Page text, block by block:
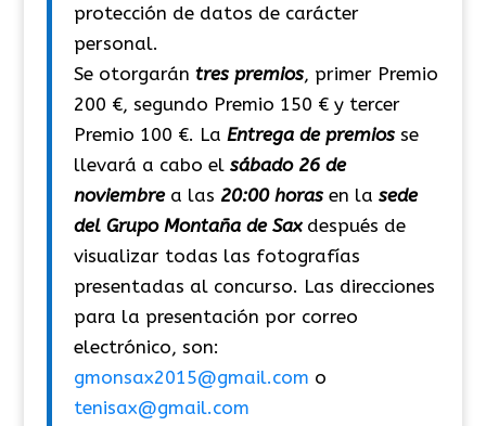
protección de datos de carácter
personal.
Se otorgarán tres premios, primer Premio
200 €, segundo Premio 150 € y tercer
Premio 100 €. La Entrega de premios se
llevará a cabo el sábado 26 de
noviembre a las 20:00 horas en la sede
del Grupo Montaña de Sax después de
visualizar todas las fotografías
presentadas al concurso. Las direcciones
para la presentación por correo
electrónico, son:
gmonsax2015@gmail.com o
tenisax@gmail.com